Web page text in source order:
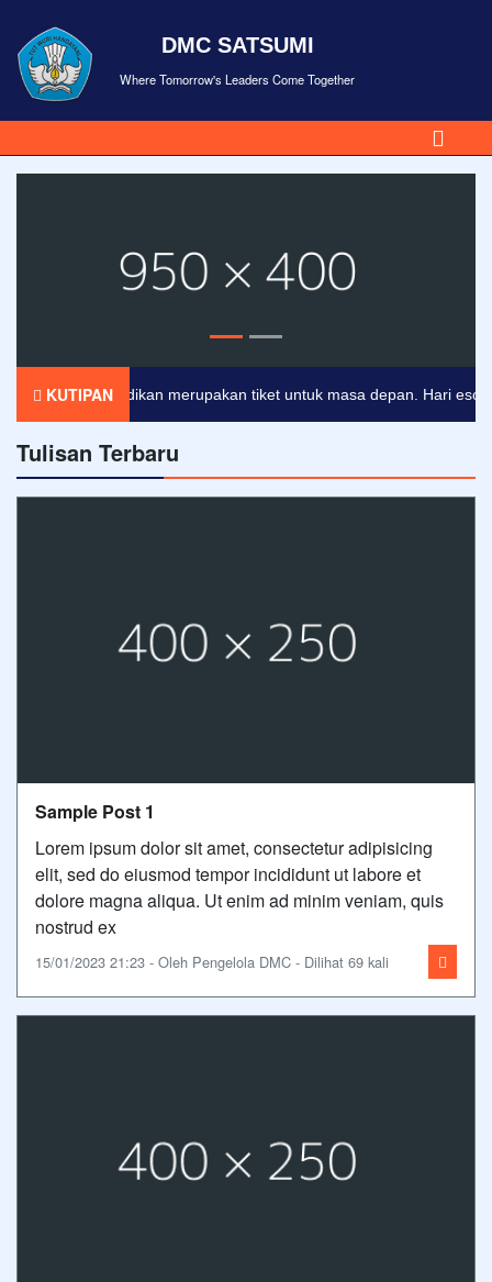
DMC SATSUMI
Where Tomorrow's Leaders Come Together
KUTIPAN
Pendidikan merupakan tiket untuk masa depan. Hari esok
Tulisan Terbaru
Sample Post 1
Lorem ipsum dolor sit amet, consectetur adipisicing
elit, sed do eiusmod tempor incididunt ut labore et
dolore magna aliqua. Ut enim ad minim veniam, quis
nostrud ex
15/01/2023 21:23 - Oleh Pengelola DMC - Dilihat 69 kali